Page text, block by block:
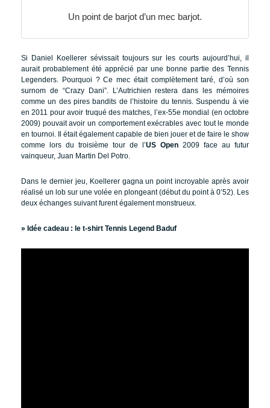
Un point de barjot d’un mec barjot.
Si Daniel Koellerer sévissait toujours sur les courts aujourd’hui, il
aurait probablement été apprécié par une bonne partie des Tennis
Legenders. Pourquoi ? Ce mec était complètement taré, d’où son
surnom de “Crazy Dani”. L’Autrichien restera dans les mémoires
comme un des pires bandits de l’histoire du tennis. Suspendu à vie
en 2011 pour avoir truqué des matches, l’ex-55e mondial (en octobre
2009) pouvait avoir un comportement exécrables avec tout le monde
en tournoi. Il était également capable de bien jouer et de faire le show
comme lors du troisième tour de l’US Open 2009 face au futur
vainqueur, Juan Martin Del Potro.
Dans le dernier jeu, Koellerer gagna un point incroyable après avoir
réalisé un lob sur une volée en plongeant (début du point à 0’52). Les
deux échanges suivant furent également monstrueux.
» Idée cadeau : le t-shirt Tennis Legend Baduf